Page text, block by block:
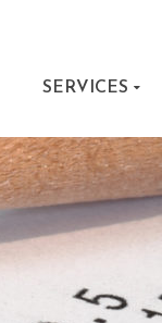
SERVICES